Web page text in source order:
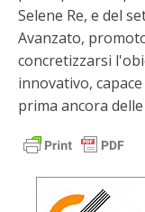
Selene Re, e del
Avanzato,
concretizzarsi
innovativo,
prima ancora